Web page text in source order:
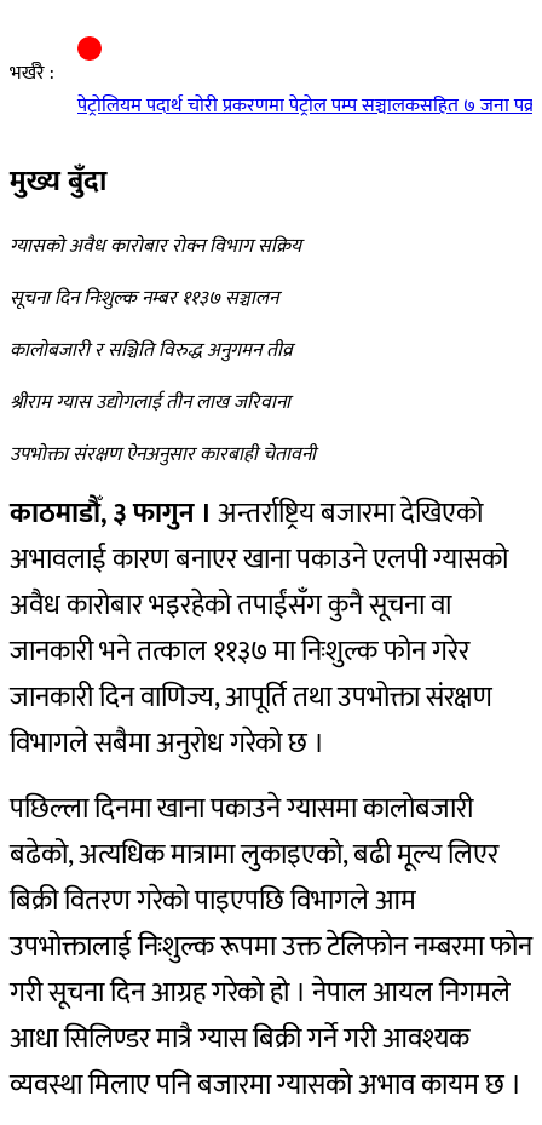
भर्खरै :
पेट्रोलियम पदार्थ चोरी प्रकरणमा पेट्रोल पम्प सञ्चालकसहित ७ जना पक्राउ|
मुख्य बुँदा
ग्यासको अवैध कारोबार रोक्न विभाग सक्रिय
सूचना दिन निःशुल्क नम्बर ११३७ सञ्चालन
कालोबजारी र सञ्चिति विरुद्ध अनुगमन तीव्र
श्रीराम ग्यास उद्योगलाई तीन लाख जरिवाना
उपभोक्ता संरक्षण ऐनअनुसार कारबाही चेतावनी
काठमाडौँ, ३ फागुन । अन्तर्राष्ट्रिय बजारमा देखिएको
अभावलाई कारण बनाएर खाना पकाउने एलपी ग्यासको
अवैध कारोबार भइरहेको तपाईंसँग कुनै सूचना वा
जानकारी भने तत्काल ११३७ मा निःशुल्क फोन गरेर
जानकारी दिन वाणिज्य, आपूर्ति तथा उपभोक्ता संरक्षण
विभागले सबैमा अनुरोध गरेको छ ।
पछिल्ला दिनमा खाना पकाउने ग्यासमा कालोबजारी
बढेको, अत्यधिक मात्रामा लुकाइएको, बढी मूल्य लिएर
बिक्री वितरण गरेको पाइएपछि विभागले आम
उपभोक्तालाई निःशुल्क रूपमा उक्त टेलिफोन नम्बरमा फोन
गरी सूचना दिन आग्रह गरेको हो ।नेपाल आयल निगमले
आधा सिलिण्डर मात्रै ग्यास बिक्री गर्ने गरी आवश्यक
व्यवस्था मिलाए पनि बजारमा ग्यासको अभाव कायम छ ।